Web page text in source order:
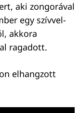
aki zongorával
egy szívvel-
akkora
ragadott.
elhangzott